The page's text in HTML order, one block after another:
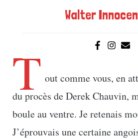
Walter
T out comme vous, en
du procès de Derek Chauvin,
boule au ventre. Je retenais
J’éprouvais une certaine